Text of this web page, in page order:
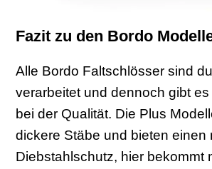
Fazit zu den Bordo
Alle Bordo Faltschlösser sind
verarbeitet und dennoch gibt
bei der Qualität. Die Plus
dickere Stäbe und bieten einen
Diebstahlschutz, hier bekommt